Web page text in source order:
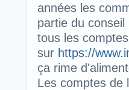
années les
partie du
tous les
sur https://
ça rime
Les comptes de